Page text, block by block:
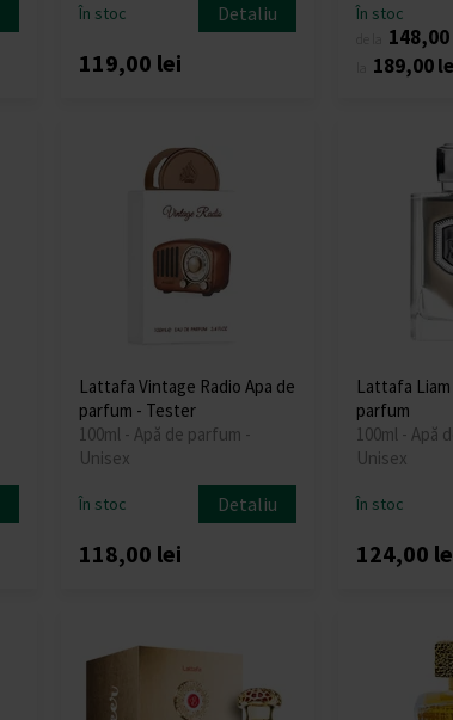
În stoc Detaliu
119,00 lei
În stoc
189,00
Lattafa Vintage Radio Apa de
parfum - Tester
100ml - Apă de parfum -
Unisex
În stoc Detaliu
118,00 lei
Lattafa Liam
parfum
100ml - Apă
Unisex
În stoc
124,00